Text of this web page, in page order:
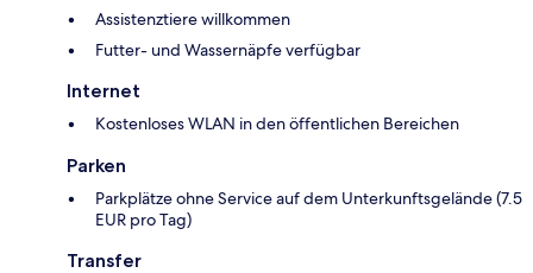
Assistenztiere willkommen
Futter- und Wassernäpfe verfügbar
Internet
Kostenloses WLAN in den öffentlichen Bereichen
Parken
Parkplätze ohne Service auf dem Unterkunftsgelände (7.5
EUR pro Tag)
Transfer